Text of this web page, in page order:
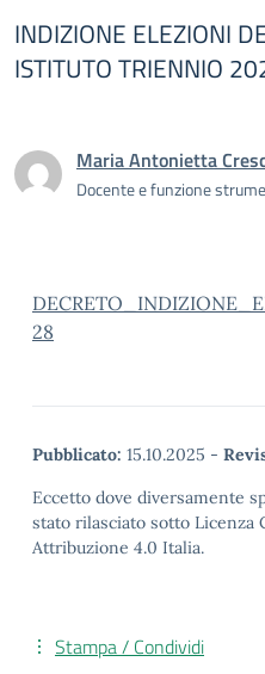
INDIZIONE ELEZIONI
ISTITUTO TRIENNIO
Maria Antonietta
Docente e funzione
28
Pubblicato: 15.10.2025 -
Eccetto dove diversamente
stato rilasciato sotto Licenza
Attribuzione 4.0 Italia.
Stampa / Condividi